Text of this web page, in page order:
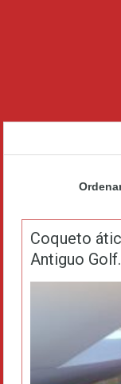
Coqueto
Antiguo Golf.